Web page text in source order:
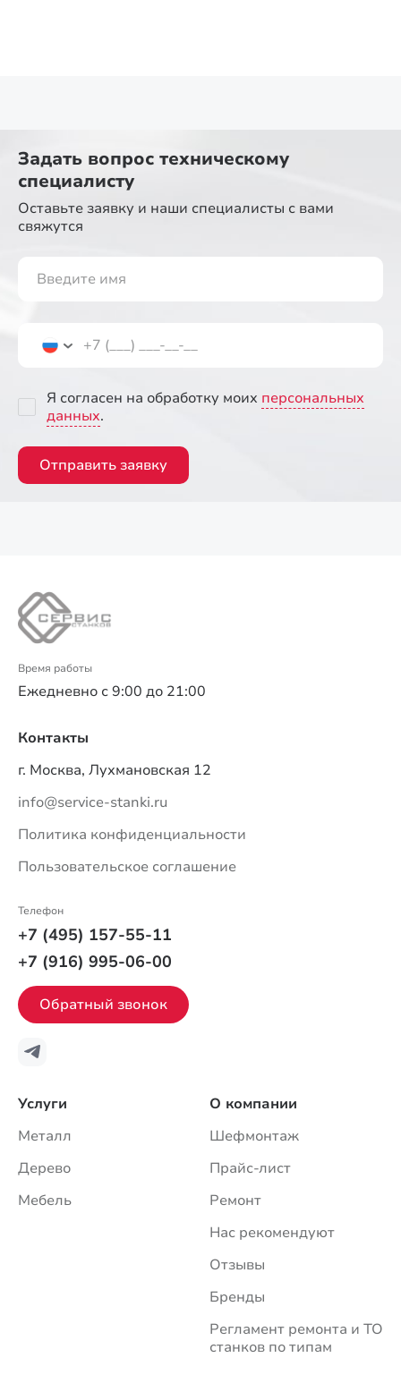
Задать вопрос техническому
специалисту
Оставьте заявку и наши специалисты с вами
свяжутся
Я согласен на обработку моих персональных
данных.
Отправить заявку
Время работы
Ежедневно с 9:00 до 21:00
Услуги
Металл
Дерево
Мебель
О компании
Шефмонтаж
Прайс-лист
Ремонт
Нас рекомендуют
Отзывы
Бренды
Регламент ремонта и ТО
станков по типам
Контакты
г. Москва, Лухмановская 12
info@service-stanki.ru
Политика конфиденциальности
Пользовательское соглашение
Телефон
+7 (495) 157-55-11
+7 (916) 995-06-00
Обратный звонок